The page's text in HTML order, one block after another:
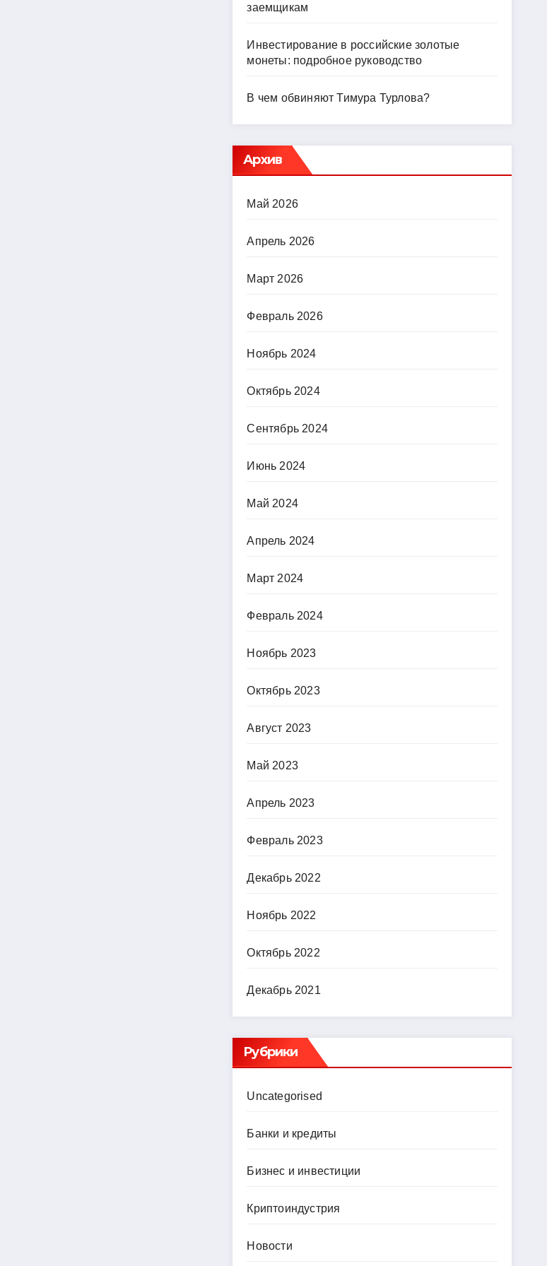
заемщикам
Инвестирование в российские золотые
монеты: подробное руководство
В чем обвиняют Тимура Турлова?
Архив
Май 2026
Апрель 2026
Март 2026
Февраль 2026
Ноябрь 2024
Октябрь 2024
Сентябрь 2024
Июнь 2024
Май 2024
Апрель 2024
Март 2024
Февраль 2024
Ноябрь 2023
Октябрь 2023
Август 2023
Май 2023
Апрель 2023
Февраль 2023
Декабрь 2022
Ноябрь 2022
Октябрь 2022
Декабрь 2021
Рубрики
Uncategorised
Банки и кредиты
Бизнес и инвестиции
Криптоиндустрия
Новости